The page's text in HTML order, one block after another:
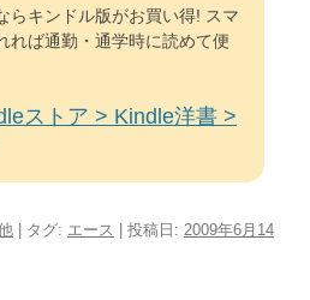
らキンドル版がお買い得! スマ
れば通勤・通学時に読めて便
ストア > Kindle洋書 >
| タグ: エース | 投稿日: 2009年6月14